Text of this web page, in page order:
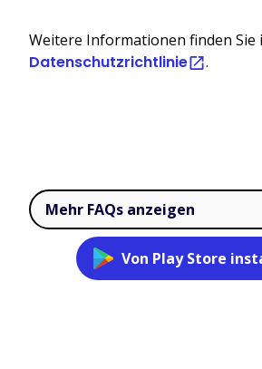
Weitere Informationen finden Sie
Datenschutzrichtlinie .
Mehr FAQs anzeigen
Von Play Store